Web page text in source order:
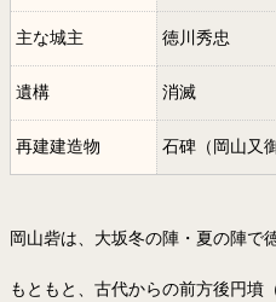
主な城主 徳川秀忠
遺構 消滅
再建建造物 石碑（岡山又
岡山砦は、大坂冬の陣・夏の陣で
もともと、古代からの前方後円墳